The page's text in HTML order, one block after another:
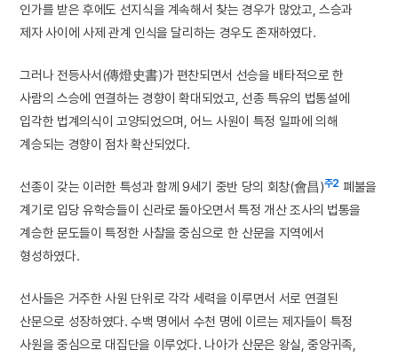
인가를 받은 후에도 선지식을 계속해서 찾는 경우가 많았고, 스승과
제자 사이에 사제 관계 인식을 달리하는 경우도 존재하였다.
그러나 전등사서(傳燈史書)가 편찬되면서 선승을 배타적으로 한
사람의 스승에 연결하는 경향이 확대되었고, 선종 특유의 법통설에
입각한 법계의식이 고양되었으며, 어느 사원이 특정 일파에 의해
계승되는 경향이 점차 확산되었다.
선종이 갖는 이러한 특성과 함께 9세기 중반 당의 회창(會昌)주2 폐불을
계기로 입당 유학승들이 신라로 돌아오면서 특정 개산 조사의 법통을
계승한 문도들이 특정한 사찰을 중심으로 한 산문을 지역에서
형성하였다.
선사들은 거주한 사원 단위로 각각 세력을 이루면서 서로 연결된
산문으로 성장하였다. 수백 명에서 수천 명에 이르는 제자들이 특정
사원을 중심으로 대집단을 이루었다. 나아가 산문은 왕실, 중앙귀족,